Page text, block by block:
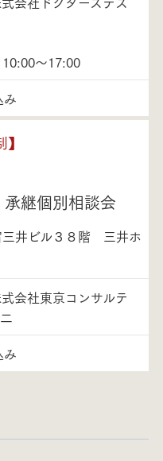
～17:00
み
継個別相談会
三井ビル３８階 三井ホ
会社東京コンサルテ
み